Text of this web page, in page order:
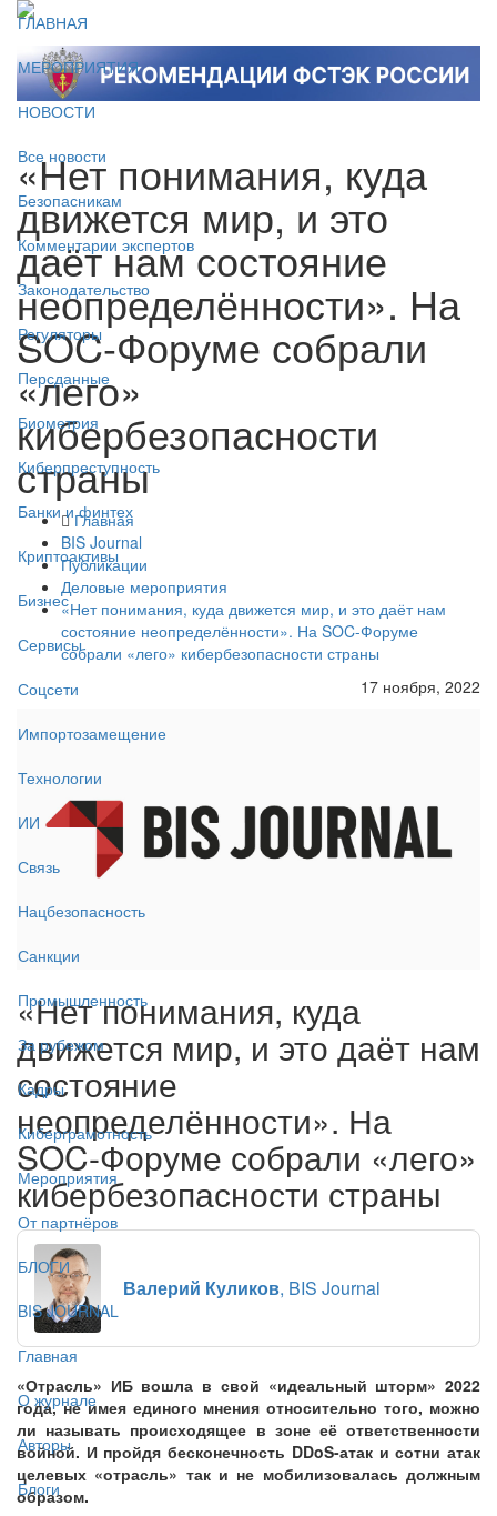
ГЛАВНАЯ
МЕРОПРИЯТИЯ
НОВОСТИ
Все новости
Безопасникам
Комментарии экспертов
Законодательство
Регуляторы
Персданные
Биометрия
Киберпреступность
Банки и финтех
Криптоактивы
Бизнес
Сервисы
Соцсети
Импортозамещение
Технологии
ИИ
Связь
Нацбезопасность
Санкции
Промышленность
За рубежом
Кадры
Киберграмотность
Мероприятия
От партнёров
БЛОГИ
BIS JOURNAL
Главная
О журнале
Авторы
Блоги
«Нет понимания, куда
движется мир, и это
даёт нам состояние
неопределённости». На
SOC-Форуме собрали
«лего»
кибербезопасности
страны
Главная
BIS Journal
Публикации
Деловые мероприятия
«Нет понимания, куда движется мир, и это даёт нам
состояние неопределённости». На SOC-Форуме
собрали «лего» кибербезопасности страны
17 ноября, 2022
«Нет понимания, куда
движется мир, и это даёт нам
состояние
неопределённости». На
SOC-Форуме собрали «лего»
кибербезопасности страны
Валерий Куликов, BIS Journal
«Отрасль» ИБ вошла в свой «идеальный шторм» 2022
года, не имея единого мнения относительно того, можно
ли называть происходящее в зоне её ответственности
войной. И пройдя бесконечность DDoS-атак и сотни атак
целевых «отрасль» так и не мобилизовалась должным
образом.